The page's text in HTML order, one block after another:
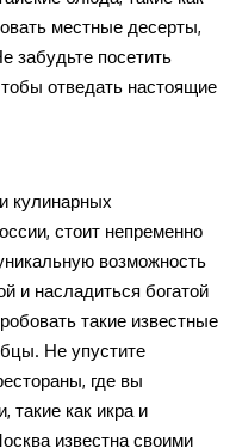
местные десерты,
забудьте посетить
отведать настоящие
кулинарных
стоит непременно
возможность
и насладиться богатой
такие известные
Не упустите
где вы
такие как икра и
известна своими